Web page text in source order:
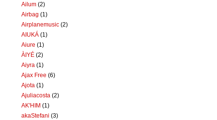
Ailum (2)
Airbag (1)
Airplanemusic (2)
AIUKÁ (1)
Aiure (1)
ÀIYÉ (2)
Aiyra (1)
Ajax Free (6)
Ajota (1)
Ajuliacosta (2)
AK'HIM (1)
akaStefani (3)